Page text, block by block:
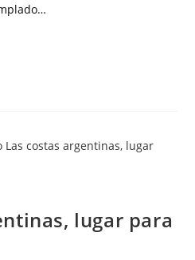
lugar para